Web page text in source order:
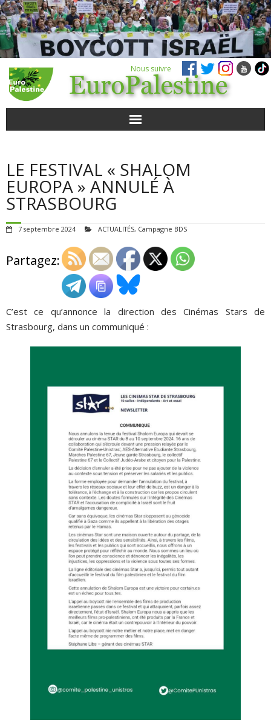
Nous suivre
POUR AGIR
AGENDA
VIDÉOS
QUI SOMMES-NOUS ?
ADHÉSIONS, DONS, CONTACT
LE FESTIVAL « SHALOM
EUROPA » ANNULÉ À
STRASBOURG
7 septembre 2024 ACTUALITÉS, Campagne BDS
Partagez:
C’est ce qu’annonce la direction des Cinémas Stars de
Strasbourg, dans un communiqué :